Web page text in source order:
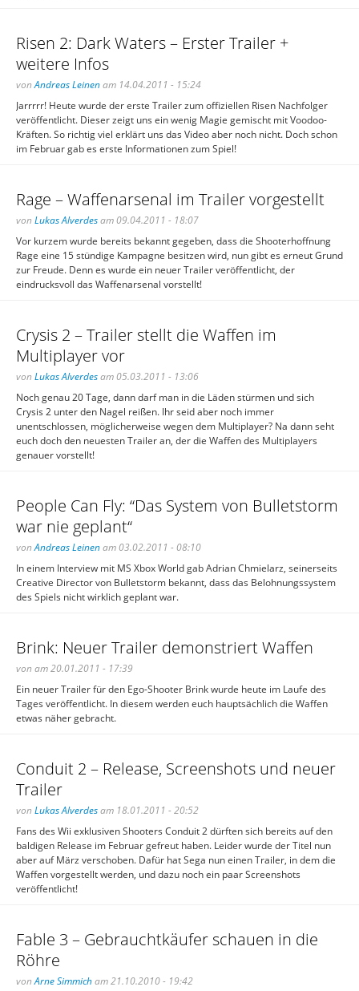
Risen 2: Dark Waters – Erster Trailer +
weitere Infos
vonAndreas Leinenam 14.04.2011 - 15:24
Jarrrrr! Heute wurde der erste Trailer zum offiziellen Risen Nachfolger
veröffentlicht. Dieser zeigt uns ein wenig Magie gemischt mit Voodoo-
Kräften. So richtig viel erklärt uns das Video aber noch nicht. Doch schon
im Februar gab es erste Informationen zum Spiel!
Rage – Waffenarsenal im Trailer vorgestellt
von Lukas Alverdesam 09.04.2011 - 18:07
Vor kurzem wurde bereits bekannt gegeben, dass die Shooterhoffnung
Rage eine 15 stündige Kampagne besitzen wird, nun gibt es erneut Grund
zur Freude. Denn es wurde ein neuer Trailer veröffentlicht, der
eindrucksvoll das Waffenarsenal vorstellt!
Crysis 2 – Trailer stellt die Waffen im
Multiplayer vor
von Lukas Alverdesam 05.03.2011 - 13:06
Noch genau 20 Tage, dann darf man in die Läden stürmen und sich
Crysis 2 unter den Nagel reißen. Ihr seid aber noch immer
unentschlossen, möglicherweise wegen dem Multiplayer? Na dann seht
euch doch den neuesten Trailer an, der die Waffen des Multiplayers
genauer vorstellt!
People Can Fly: “Das System von Bulletstorm
war nie geplant“
vonAndreas Leinenam 03.02.2011 - 08:10
In einem Interview mit MS Xbox World gab Adrian Chmielarz, seinerseits
Creative Director von Bulletstorm bekannt, dass das Belohnungssystem
des Spiels nicht wirklich geplant war.
Brink: Neuer Trailer demonstriert Waffen
von am 20.01.2011 - 17:39
Ein neuer Trailer für den Ego-Shooter Brink wurde heute im Laufe des
Tages veröffentlicht. In diesem werden euch hauptsächlich die Waffen
etwas näher gebracht.
Conduit 2 – Release, Screenshots und neuer
Trailer
von Lukas Alverdesam 18.01.2011 - 20:52
Fans des Wii exklusiven Shooters Conduit 2 dürften sich bereits auf den
baldigen Release im Februar gefreut haben. Leider wurde der Titel nun
aber auf März verschoben. Dafür hat Sega nun einen Trailer, in dem die
Waffen vorgestellt werden, und dazu noch ein paar Screenshots
veröffentlicht!
Fable 3 – Gebrauchtkäufer schauen in die
Röhre
vonArne Simmicham 21.10.2010 - 19:42